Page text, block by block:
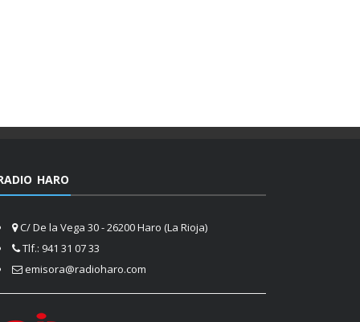
HARO
C/ De la Vega 30 - 26200 Haro (La Rioja)
Tlf.: 941 31 07 33
emisora@radioharo.com